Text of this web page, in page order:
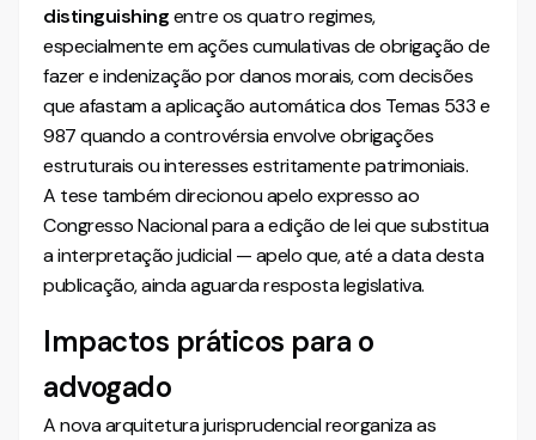
distinguishingentre os quatro regimes,
especialmente em ações cumulativas de obrigação de
fazer e indenização por danos morais, com decisões
que afastam a aplicação automática dos Temas 533 e
987 quando a controvérsia envolve obrigações
estruturais ou interesses estritamente patrimoniais.
A tese também direcionou apelo expresso ao
Congresso Nacional para a edição de lei que substitua
a interpretação judicial — apelo que, até a data desta
publicação, ainda aguarda resposta legislativa.
Impactos práticos para o
advogado
A nova arquitetura jurisprudencial reorganiza as